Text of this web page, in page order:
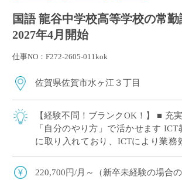
国語 龍谷中学校高等学校の常勤
2027年4月開始
仕事NO：F272-2605-011kok
佐賀県佐賀市水ヶ江３丁目
【経験不問！ブランクOK！】 ■ 充
「自分のやり方」で活かせます ICT
に取り入れており、ICTにより業務
ています。 「最新の設備を使い […]
220,700円/月～（新卒未経験の場合